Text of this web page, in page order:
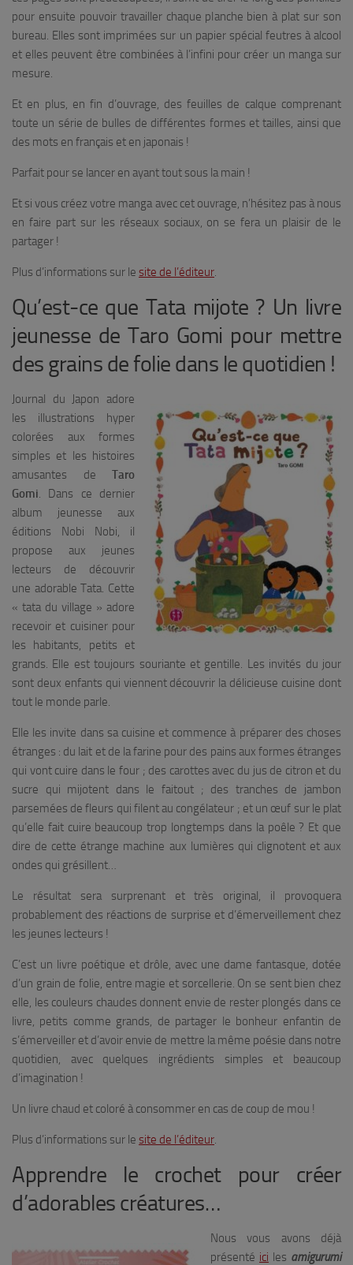
pour ensuite pouvoir travailler chaque planche bien à plat sur son
bureau. Elles sont imprimées sur un papier spécial feutres à alcool
et elles peuvent être combinées à l’infini pour créer un manga sur
mesure.
Et en plus, en fin d’ouvrage, des feuilles de calque comprenant
toute un série de bulles de différentes formes et tailles, ainsi que
des mots en français et en japonais !
Parfait pour se lancer en ayant tout sous la main !
Et si vous créez votre manga avec cet ouvrage, n’hésitez pas à nous
en faire part sur les réseaux sociaux, on se fera un plaisir de le
partager !
Plus d’informations sur le site de l’éditeur.
Qu’est-ce que Tata mijote ? Un livre
jeunesse de Taro Gomi pour mettre
des grains de folie dans le quotidien !
Journal du Japon adore
les illustrations hyper
colorées aux formes
simples et les histoires
amusantes de Taro
Gomi. Dans ce dernier
album jeunesse aux
éditions Nobi Nobi, il
propose aux jeunes
lecteurs de découvrir
une adorable Tata. Cette
« tata du village » adore
recevoir et cuisiner pour
les habitants, petits et
grands. Elle est toujours souriante et gentille. Les invités du jour
sont deux enfants qui viennent découvrir la délicieuse cuisine dont
tout le monde parle.
Elle les invite dans sa cuisine et commence à préparer des choses
étranges : du lait et de la farine pour des pains aux formes étranges
qui vont cuire dans le four ; des carottes avec du jus de citron et du
sucre qui mijotent dans le faitout ; des tranches de jambon
parsemées de fleurs qui filent au congélateur ; et un œuf sur le plat
qu’elle fait cuire beaucoup trop longtemps dans la poêle ? Et que
dire de cette étrange machine aux lumières qui clignotent et aux
ondes qui grésillent…
Le résultat sera surprenant et très original, il provoquera
probablement des réactions de surprise et d’émerveillement chez
les jeunes lecteurs !
C’est un livre poétique et drôle, avec une dame fantasque, dotée
d’un grain de folie, entre magie et sorcellerie. On se sent bien chez
elle, les couleurs chaudes donnent envie de rester plongés dans ce
livre, petits comme grands, de partager le bonheur enfantin de
s’émerveiller et d’avoir envie de mettre la même poésie dans notre
quotidien, avec quelques ingrédients simples et beaucoup
d’imagination !
Un livre chaud et coloré à consommer en cas de coup de mou !
Plus d’informations sur le site de l’éditeur.
Apprendre le crochet pour créer
d’adorables créatures…
Nous vous avons déjà
présenté ici les amigurumi